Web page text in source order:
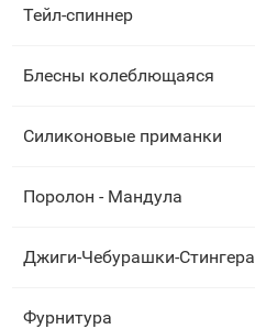
Тейл-спиннер
Блесны колеблющаяся
Силиконовые приманки
Поролон - Мандула
Джиги-Чебурашки-Стингера
Фурнитура